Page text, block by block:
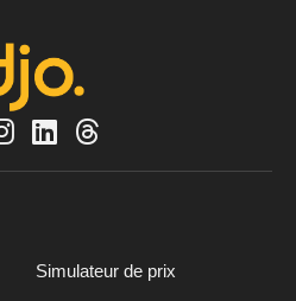
Simulateur de prix